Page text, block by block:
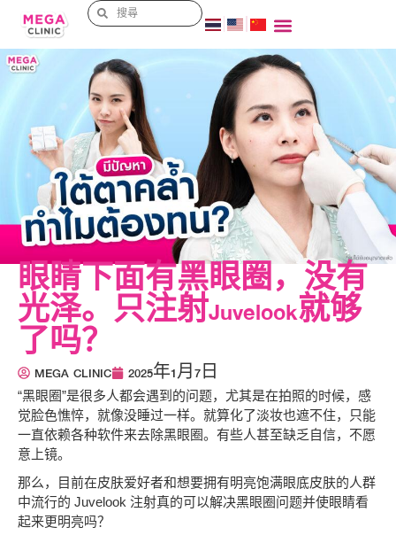
眼睛下面有黑眼圈，没有
光泽。只注射Juvelook就够
了吗？
MEGA CLINIC 2025年1月7日
“黑眼圈”是很多人都会遇到的问题，尤其是在拍照的时候，感
觉脸色憔悴，就像没睡过一样。就算化了淡妆也遮不住，只能
一直依赖各种软件来去除黑眼圈。有些人甚至缺乏自信，不愿
意上镜。
那么，目前在皮肤爱好者和想要拥有明亮饱满眼底皮肤的人群
中流行的 Juvelook 注射真的可以解决黑眼圈问题并使眼睛看
起来更明亮吗？